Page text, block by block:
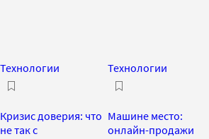
Технологии
Кризис доверия: что
не так с
Технологии
Машине место:
онлайн-продажи